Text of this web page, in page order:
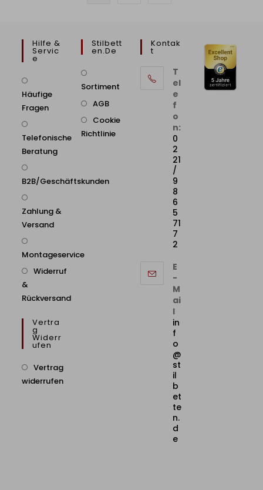
Hilfe &
Servic
E
Häufige
Fragen
Telefonische
Beratung
B2B/Geschäftskunden
Zahlung &
Versand
Montageservice
Widerruf
&
Rückversand
Vertra
G
Widerr
Ufen
Vertrag
widerrufen
Stilbett
En.de
Sortiment
AGB
Cookie
Richtlinie
Kontak
T
T
el
e
f
o
n:
0
2
21
/
9
8
6
5
71
7
2
E
-
M
ai
l
in
f
o
@
st
il
b
et
te
n.
d
e